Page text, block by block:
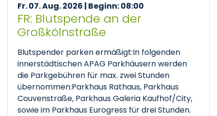
Fr. 07. Aug. 2026 | Beginn: 08:00
FR: Blutspende an der
Großkölnstraße
Blutspender parken ermäßigt:In folgenden
innerstädtischen APAG Parkhäusern werden
die Parkgebühren für max. zwei Stunden
übernommen:Parkhaus Rathaus, Parkhaus
Couvenstraße, Parkhaus Galeria Kaufhof/City,
sowie im Parkhaus Eurogress für drei Stunden.